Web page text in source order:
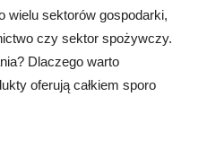
wielu sektorów gospodarki,
czy sektor spożywczy.
Dlaczego warto
oferują całkiem sporo